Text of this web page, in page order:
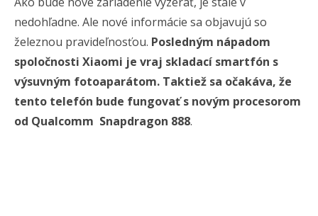
nedohľadne. Ale nové informácie sa objavujú so
železnou pravideľnosťou. Posledným nápadom
spoločnosti Xiaomi je vraj skladací smartfón s
výsuvným fotoaparátom. Taktiež sa očakáva, že
tento telefón bude fungovať s novým procesorom
od Qualcomm Snapdragon 888.